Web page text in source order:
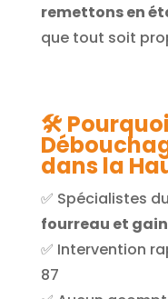
remettons en
que tout soit
🛠️
dans la
✅ Spécialistes du
fourreau et
✅ Intervention
87